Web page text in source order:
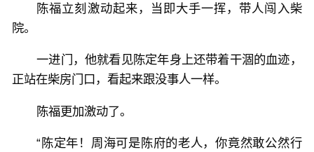
陈福立刻激动起来，当即大手一挥，带人闯入柴
院。
一进门，他就看见陈定年身上还带着干涸的血迹，
正站在柴房门口，看起来跟没事人一样。
陈福更加激动了。
“陈定年！周海可是陈府的老人，你竟然敢公然行